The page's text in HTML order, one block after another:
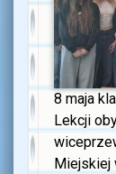
8 maja
Lekcji
Miejskiej